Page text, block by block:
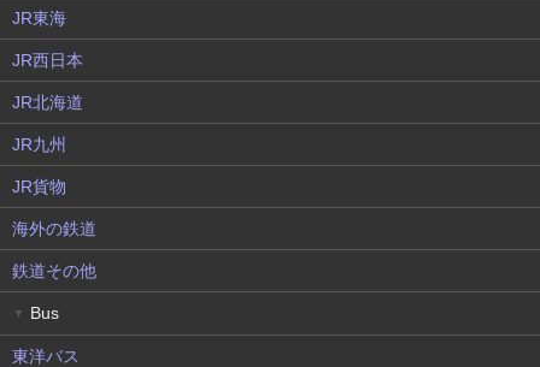
JR東海
JR西日本
JR北海道
JR九州
JR貨物
海外の鉄道
鉄道その他
▼ Bus
東洋バス